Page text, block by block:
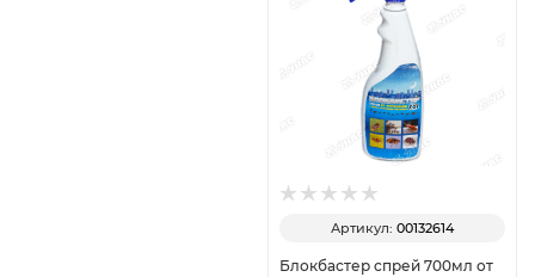
Артикул: 00132614
Блокбастер спрей 700мл от